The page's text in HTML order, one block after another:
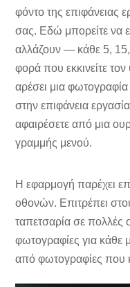
φόντο της επιφάνειας
σας. Εδώ μπορείτε να
αλλάζουν — κάθε 5,
φορά που εκκινείτε
αρέσει μια φωτογραφία
στην επιφάνεια
αφαιρέσετε από μια
γραμμής μενού.
Η εφαρμογή παρέχει
οθονών. Επιτρέπει
ταπετσαρία σε πολλές
φωτογραφίες για κάθε
από φωτογραφίες που